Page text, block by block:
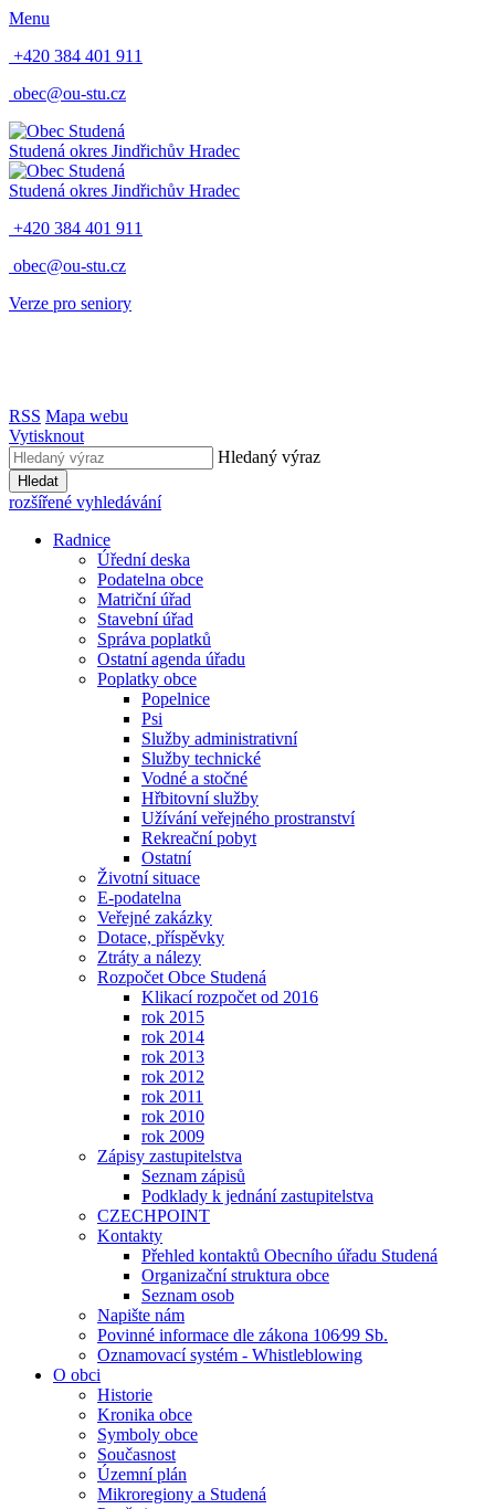
Menu
+420 384 401 911
obec@ou-stu.cz
Studená okres Jindřichův Hradec
Studená okres Jindřichův Hradec
+420 384 401 911
obec@ou-stu.cz
Verze pro seniory
RSS Mapa webu
Vytisknout
Hledaný výraz
Hledat
rozšířené vyhledávání
Radnice
Úřední deska
Podatelna obce
Matriční úřad
Stavební úřad
Správa poplatků
Ostatní agenda úřadu
Poplatky obce
Popelnice
Psi
Služby administrativní
Služby technické
Vodné a stočné
Hřbitovní služby
Užívání veřejného prostranství
Rekreační pobyt
Ostatní
Životní situace
E-podatelna
Veřejné zakázky
Dotace, příspěvky
Ztráty a nálezy
Rozpočet Obce Studená
Klikací rozpočet od 2016
rok 2015
rok 2014
rok 2013
rok 2012
rok 2011
rok 2010
rok 2009
Zápisy zastupitelstva
Seznam zápisů
Podklady k jednání zastupitelstva
CZECHPOINT
Kontakty
Přehled kontaktů Obecního úřadu Studená
Organizační struktura obce
Seznam osob
Napište nám
Povinné informace dle zákona 106⁄99 Sb.
Oznamovací systém - Whistleblowing
O obci
Historie
Kronika obce
Symboly obce
Současnost
Územní plán
Mikroregiony a Studená